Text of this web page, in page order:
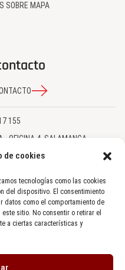
de cookies
tecnologías como las cookies
del dispositivo. El consentimiento
datos como el comportamiento de
sitio. No consentir o retirar el
a ciertas características y
SOBRE MAPA
155
- OFICINA 4, SALAMANCA
REDES SOCIALES